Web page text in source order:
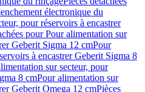
électronique du
pour réservoirs à encastrer
pour Pour alimentation sur
Geberit Sigma 12 cmPour
à encastrer Geberit Sigma 8
sur secteur, pour
8 cmPour alimentation sur
Geberit Omega 12 cmPièces